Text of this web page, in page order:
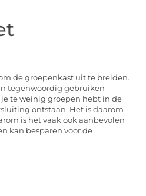
de groepenkast uit te breiden.
tegenwoordig gebruiken
je te weinig groepen hebt in de
ontstaan. Het is daarom
is het vaak ook aanbevolen
kan besparen voor de